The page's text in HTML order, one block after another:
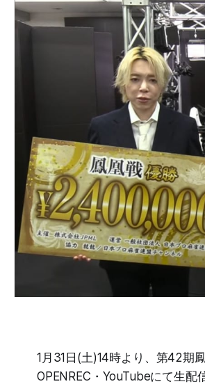
1月31日(土)14時より、第42期
OPENREC・YouTubeにて生配